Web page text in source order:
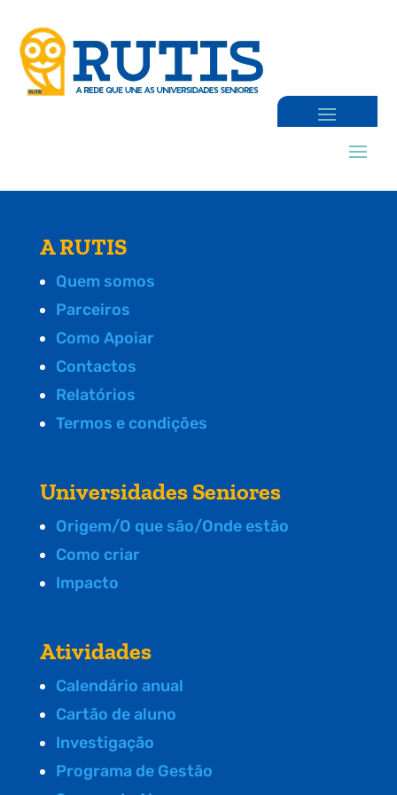
A RUTIS
Quem somos
Parceiros
Como Apoiar
Contactos
Relatórios
Termos e condições
Universidades Seniores
Origem/O que são/Onde estão
Como criar
Impacto
Atividades
Calendário anual
Cartão de aluno
Investigação
Programa de Gestão